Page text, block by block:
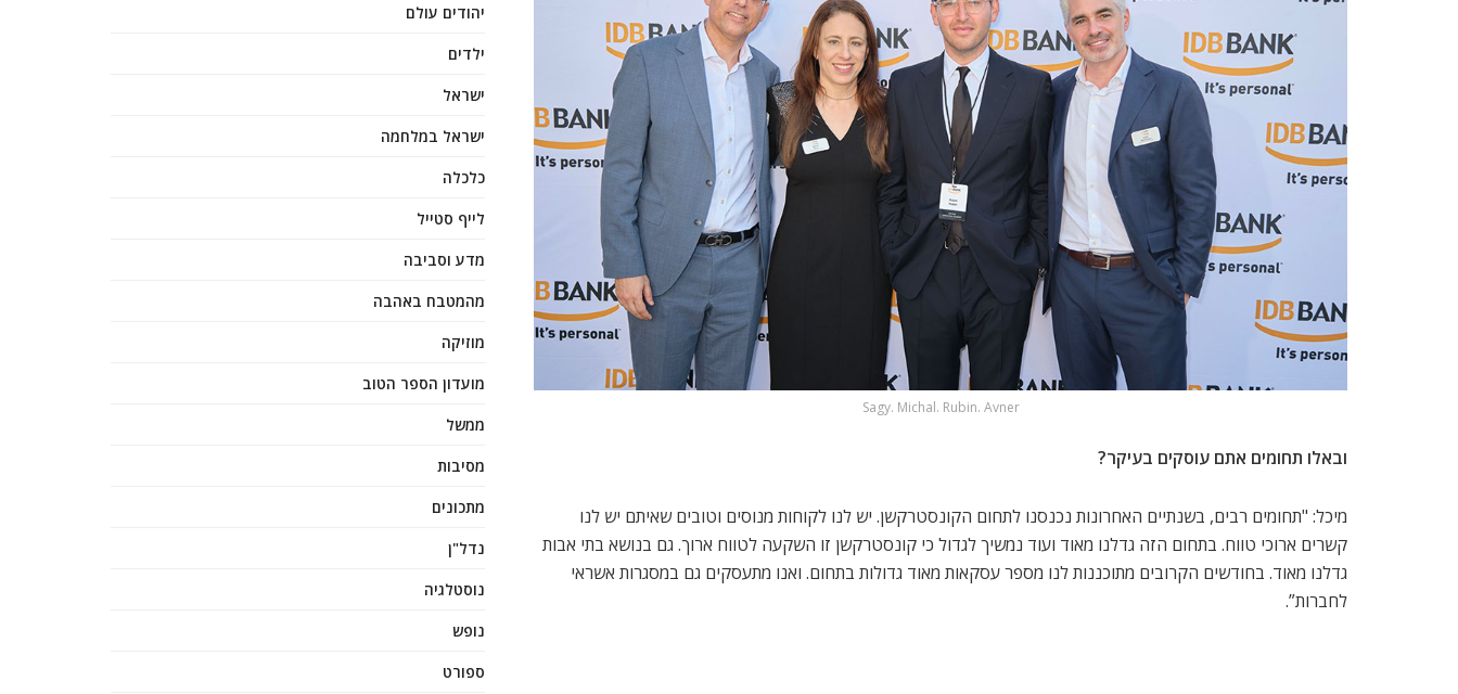
Sagy. Michal. Rubin. Avner
ובאלו תחומים אתם עוסקים בעיקר?
מיכל: "תחומים רבים, בשנתיים האחרונות נכנסנו לתחום הקונסטרקשן. יש לנו לקוחות מנוסים וטובים שאיתם יש לנו
קשרים ארוכי טווח. בתחום הזה גדלנו מאוד ועוד נמשיך לגדול כי קונסטרקשן זו השקעה לטווח ארוך. גם בנושא בתי אבות
גדלנו מאוד. בחודשים הקרובים מתוכננות לנו מספר עסקאות מאוד גדולות בתחום. ואנו מתעסקים גם במסגרות אשראי
לחברות”.
יהודים עולם
ילדים
ישראל
ישראל במלחמה
כלכלה
לייף סטייל
מדע וסביבה
מהמטבח באהבה
מוזיקה
מועדון הספר הטוב
ממשל
מסיבות
מתכונים
נדל"ן
נוסטלגיה
נופש
ספורט